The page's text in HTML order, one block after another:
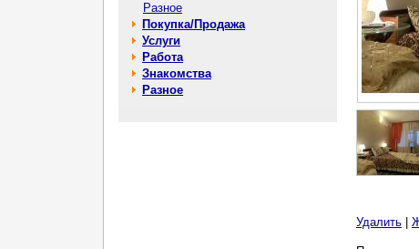
Разное
Покупка/Продажа
Услуги
Работа
Знакомства
Разное
Удалить